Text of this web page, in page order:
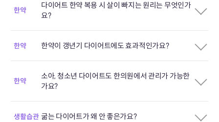
한약
다이어트 한약 복용 시 살이 빠지는 원리는 무엇인가
요?
한약 한약이 갱년기 다이어트에도 효과적인가요?
한약
소아, 청소년 다이어트도 한의원에서 관리가 가능한
가요?
생활습관 굶는 다이어트가 왜 안 좋은가요?